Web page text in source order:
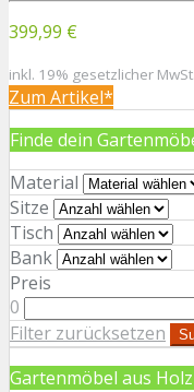
399,99 €
inkl. 19% gesetzlicher MwSt.
Zum Artikel*
Finde dein
Material
Sitze
Tisch
Bank
Preis
0
Filter zurücksetzen
Gartenmöbel aus Holz